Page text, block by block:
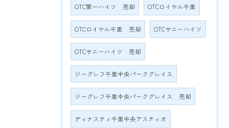
OTC第一ハイツ 売却 OTCロイヤル千里
OTCロイヤル千里 売却 OTCサニーハイツ
OTCサニーハイツ 売却
ジーグレフ千里中央パークグレイス
ジーグレフ千里中央パークグレイス 売却
ディナスティ千里中央アスティオ